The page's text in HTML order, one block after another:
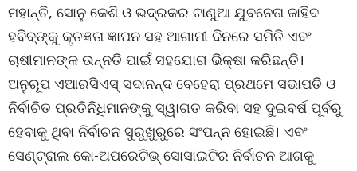
ମହାନ୍ତି, ସୋନୁ କେଶି ଓ ଭଦ୍ରକର ଟାଣୁଆ ଯୁବନେତା ଜାହିଦ
ହବିବ୍‌ଙ୍କୁ କୃତଜ୍ଞତା ଜ୍ଞାପନ ସହ ଆଗାମୀ ଦିନରେ ସମିତି ଏବଂ
ଚାଷୀମାନଙ୍କ ଉନ୍ନତି ପାଇଁ ସହଯୋଗ ଭିକ୍ଷା କରିଛନ୍ତି।
ଅନୁରୂପ ଏଆରସିଏସ୍ ସଦାନନ୍ଦ ବେହେରା ପ୍ରଥମେ ସଭାପତି ଓ
ନିର୍ବାଚିତ ପ୍ରତିନିଧିମାନଙ୍କୁ ସ୍ୱାଗତ କରିବା ସହ ଦୁଇବର୍ଷ ପୂର୍ବରୁ
ହେବାକୁ ଥିବା ନିର୍ବାଚନ ସୁରୁଖୁରୁରେ ସଂପନ୍ନ ହୋଇଛି। ଏବଂ
ସେଣ୍ଟ୍ରାଲ କୋ-ଅପରେଟିଭ୍ ସୋସାଇଟିର ନିର୍ବାଚନ ଆଗକୁ